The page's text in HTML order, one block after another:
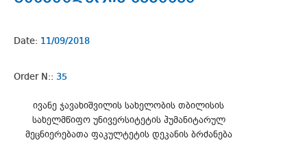
Date: 11/09/2018
Order N:: 35
ივანე ჯავახიშვილის სახელობის თბილისის
სახელმწიფო უნივერსიტეტის ჰუმანიტარულ
მეცნიერებათა ფაკულტეტის დეკანის ბრძანება